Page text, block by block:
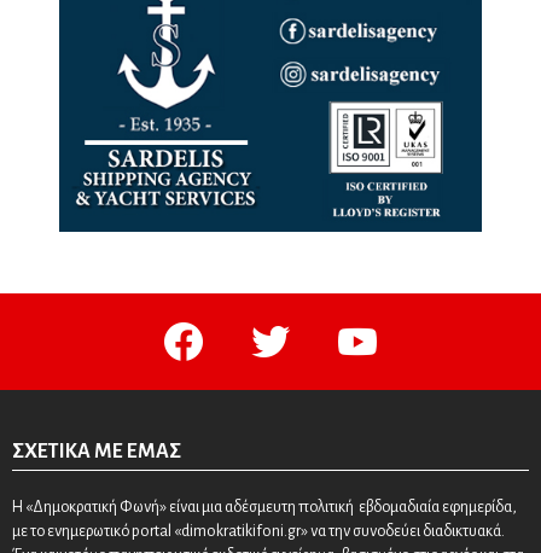
facebook twitter youtube
ΣΧΕΤΙΚΆ ΜΕ ΕΜΆΣ
Η «Δημοκρατική Φωνή» είναι μια αδέσμευτη πολιτική εβδομαδιαία εφημερίδα,
με το ενημερωτικό portal «dimokratikifoni.gr» να την συνοδεύει διαδικτυακά.